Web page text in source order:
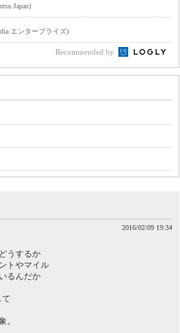
Japan)
エンタープライズ)
Recommended by
2016/02/09 19:34
うするか
トやマイル
るんだか
。